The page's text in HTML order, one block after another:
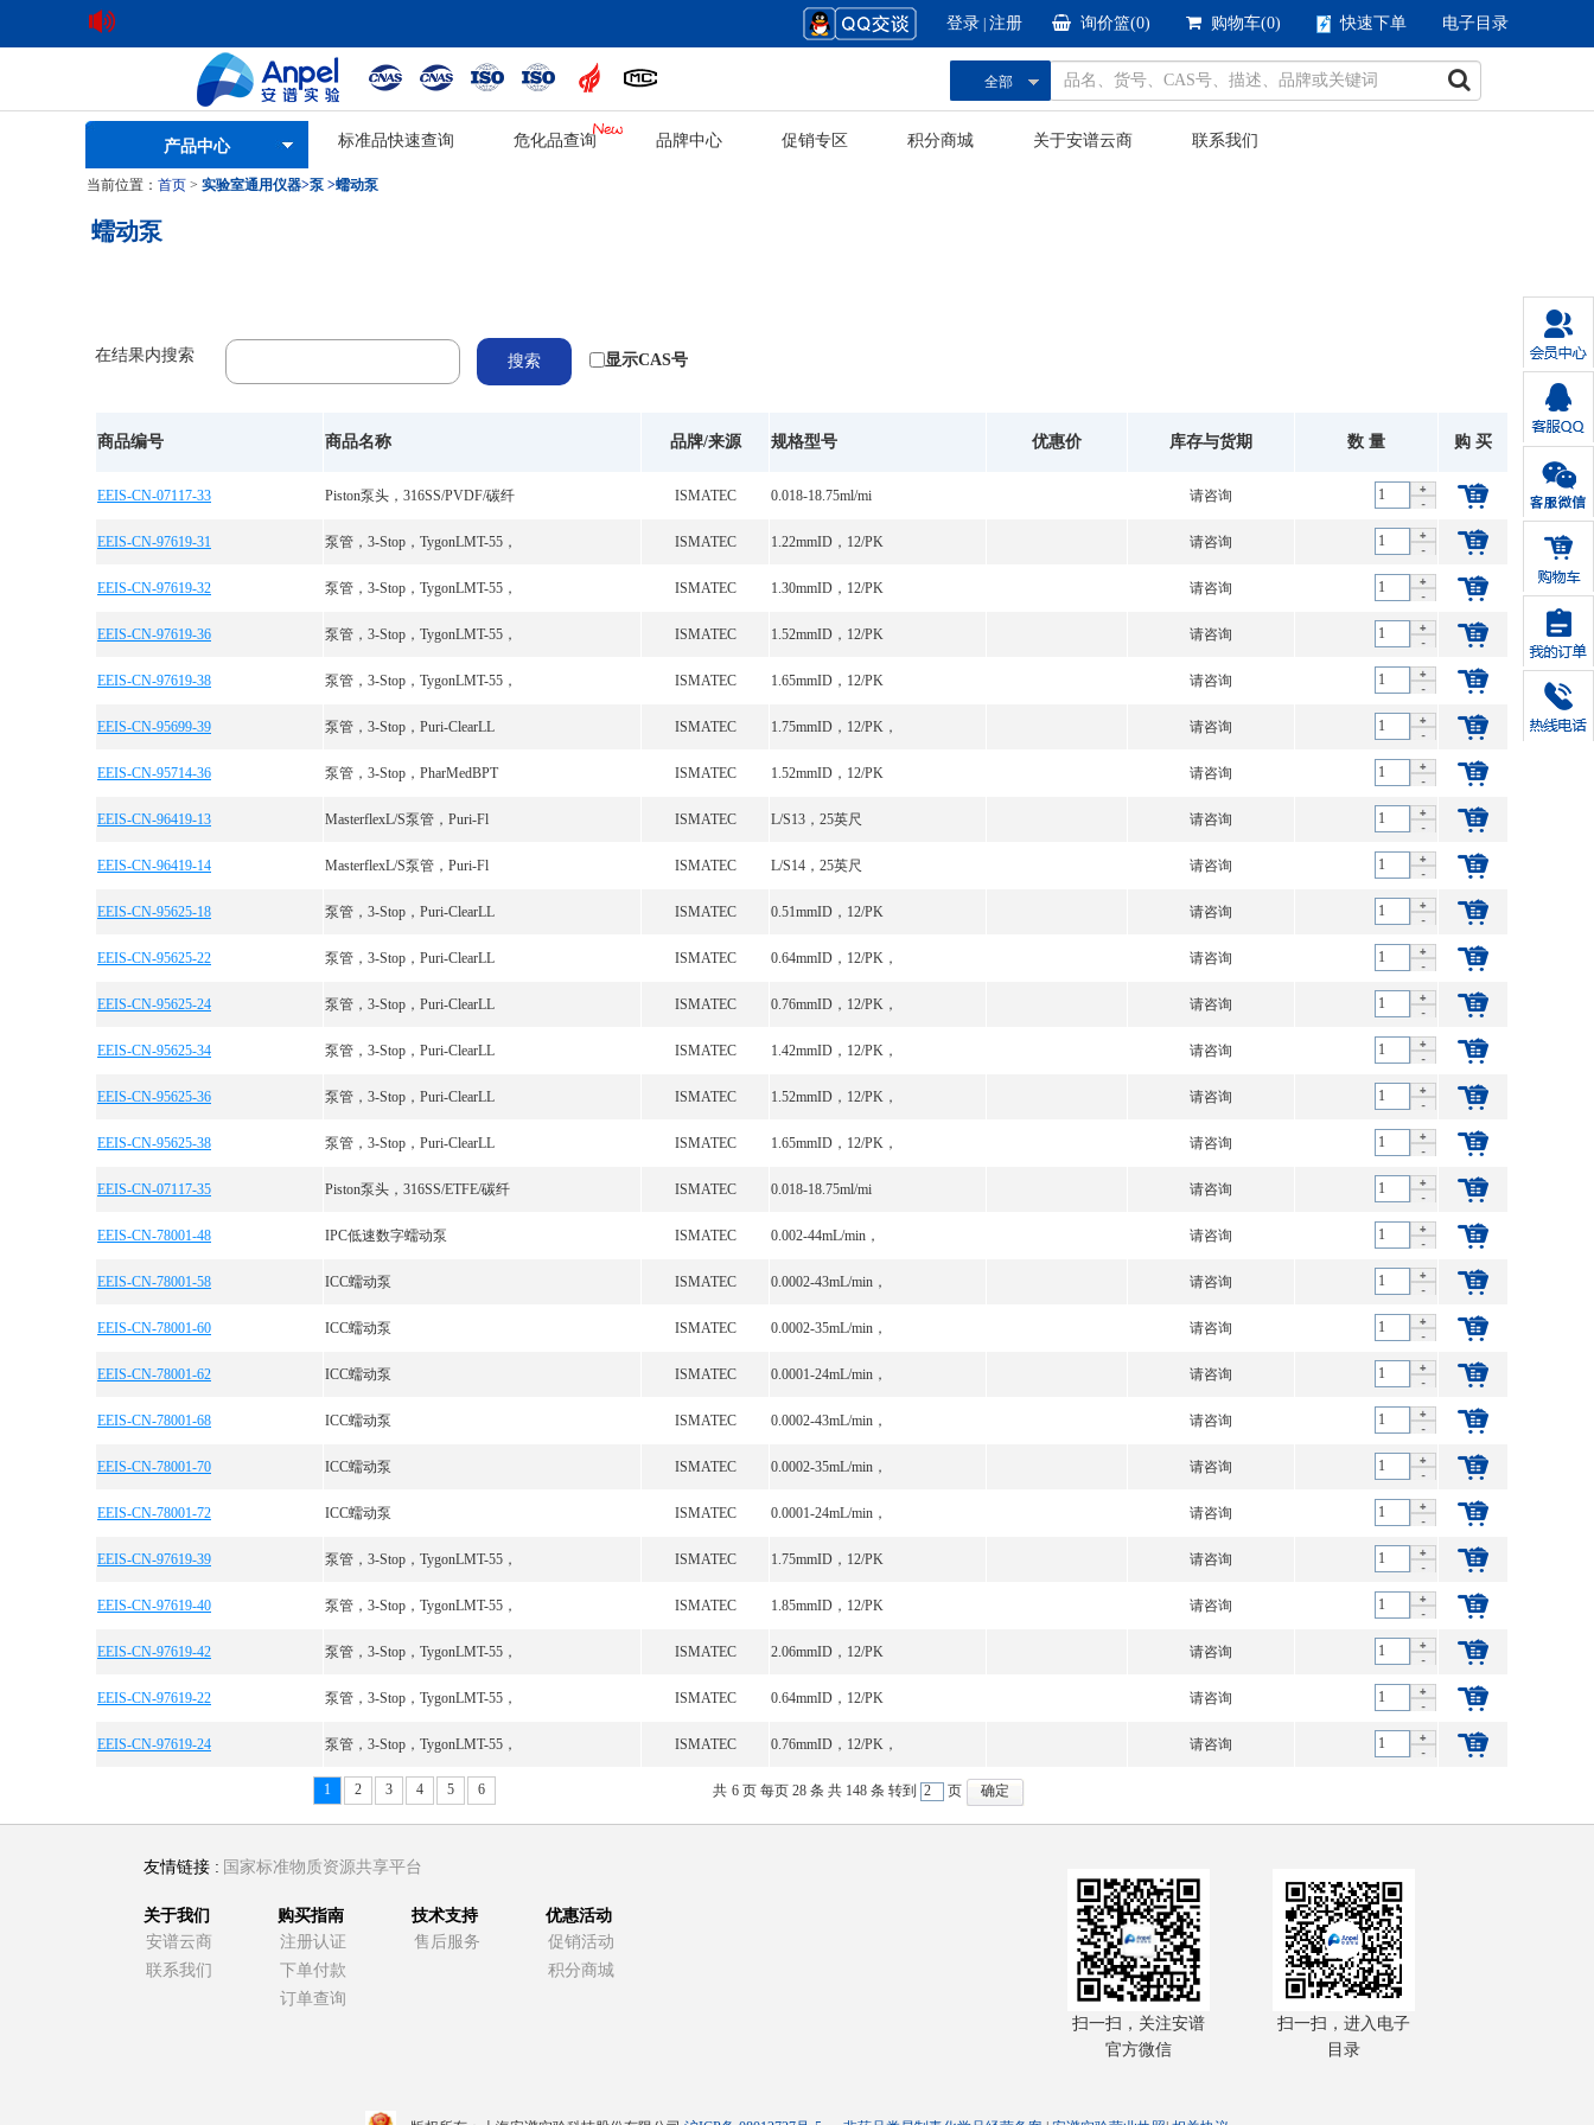
登录 注册 询价篮(0) 购物车(0) 快速下单 电子目录
全部
产品中心 标准品快速查询 危化品查询 品牌中心 促销专区 积分商城 关于安谱云商 联系我们
当前位置： 首页 > 实验室通用仪器>泵 >蠕动泵
蠕动泵
在结果内搜索 显示CAS号
商品编号 商品名称 品牌/来源 规格型号 优惠价 库存与货期 数 量 购 买
EEIS-CN-07117-33 Piston泵头，316SS/PVDF/碳纤 ISMATEC 0.018-18.75ml/mi 请咨询
EEIS-CN-97619-31 泵管，3-Stop，TygonLMT-55， ISMATEC 1.22mmID，12/PK 请咨询
EEIS-CN-97619-32 泵管，3-Stop，TygonLMT-55， ISMATEC 1.30mmID，12/PK 请咨询
EEIS-CN-97619-36 泵管，3-Stop，TygonLMT-55， ISMATEC 1.52mmID，12/PK 请咨询
EEIS-CN-97619-38 泵管，3-Stop，TygonLMT-55， ISMATEC 1.65mmID，12/PK 请咨询
EEIS-CN-95699-39 泵管，3-Stop，Puri-ClearLL ISMATEC 1.75mmID，12/PK， 请咨询
EEIS-CN-95714-36 泵管，3-Stop，PharMedBPT ISMATEC 1.52mmID，12/PK 请咨询
EEIS-CN-96419-13 MasterflexL/S泵管，Puri-Fl ISMATEC L/S13，25英尺 请咨询
EEIS-CN-96419-14 MasterflexL/S泵管，Puri-Fl ISMATEC L/S14，25英尺 请咨询
EEIS-CN-95625-18 泵管，3-Stop，Puri-ClearLL ISMATEC 0.51mmID，12/PK 请咨询
EEIS-CN-95625-22 泵管，3-Stop，Puri-ClearLL ISMATEC 0.64mmID，12/PK， 请咨询
EEIS-CN-95625-24 泵管，3-Stop，Puri-ClearLL ISMATEC 0.76mmID，12/PK， 请咨询
EEIS-CN-95625-34 泵管，3-Stop，Puri-ClearLL ISMATEC 1.42mmID，12/PK， 请咨询
EEIS-CN-95625-36 泵管，3-Stop，Puri-ClearLL ISMATEC 1.52mmID，12/PK， 请咨询
EEIS-CN-95625-38 泵管，3-Stop，Puri-ClearLL ISMATEC 1.65mmID，12/PK， 请咨询
EEIS-CN-07117-35 Piston泵头，316SS/ETFE/碳纤 ISMATEC 0.018-18.75ml/mi 请咨询
EEIS-CN-78001-48 IPC低速数字蠕动泵 ISMATEC 0.002-44mL/min， 请咨询
EEIS-CN-78001-58 ICC蠕动泵 ISMATEC 0.0002-43mL/min， 请咨询
EEIS-CN-78001-60 ICC蠕动泵 ISMATEC 0.0002-35mL/min， 请咨询
EEIS-CN-78001-62 ICC蠕动泵 ISMATEC 0.0001-24mL/min， 请咨询
EEIS-CN-78001-68 ICC蠕动泵 ISMATEC 0.0002-43mL/min， 请咨询
EEIS-CN-78001-70 ICC蠕动泵 ISMATEC 0.0002-35mL/min， 请咨询
EEIS-CN-78001-72 ICC蠕动泵 ISMATEC 0.0001-24mL/min， 请咨询
EEIS-CN-97619-39 泵管，3-Stop，TygonLMT-55， ISMATEC 1.75mmID，12/PK 请咨询
EEIS-CN-97619-40 泵管，3-Stop，TygonLMT-55， ISMATEC 1.85mmID，12/PK 请咨询
EEIS-CN-97619-42 泵管，3-Stop，TygonLMT-55， ISMATEC 2.06mmID，12/PK 请咨询
EEIS-CN-97619-22 泵管，3-Stop，TygonLMT-55， ISMATEC 0.64mmID，12/PK 请咨询
EEIS-CN-97619-24 泵管，3-Stop，TygonLMT-55， ISMATEC 0.76mmID，12/PK， 请咨询
1 2 3 4 5 6 共 6 页 每页 28 条 共 148 条 转到 页
友情链接 : 国家标准物质资源共享平台
关于我们
安谱云商
联系我们
购买指南
注册认证
下单付款
订单查询
技术支持
售后服务
优惠活动
促销活动
积分商城
扫一扫，关注安谱
官方微信
扫一扫，进入电子
目录